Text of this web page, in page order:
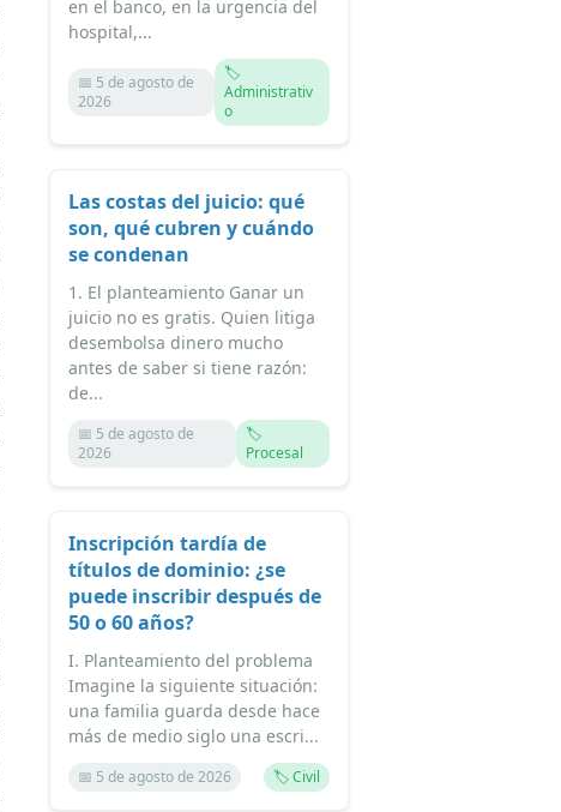
en el banco, en la urgencia del
hospital,...
📅 5 de agosto de
2026
🏷️
Administrativ
o
Las costas del juicio: qué
son, qué cubren y cuándo
se condenan
1. El planteamiento Ganar un
juicio no es gratis. Quien litiga
desembolsa dinero mucho
antes de saber si tiene razón:
de...
📅 5 de agosto de
2026
🏷️
Procesal
Inscripción tardía de
títulos de dominio: ¿se
puede inscribir después de
50 o 60 años?
I. Planteamiento del problema
Imagine la siguiente situación:
una familia guarda desde hace
más de medio siglo una escri...
📅 5 de agosto de 2026 🏷️ Civil